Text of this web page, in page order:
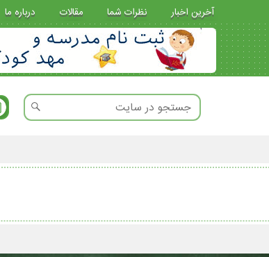
آخرین اخبار نظرات شما مقالات درباره ما